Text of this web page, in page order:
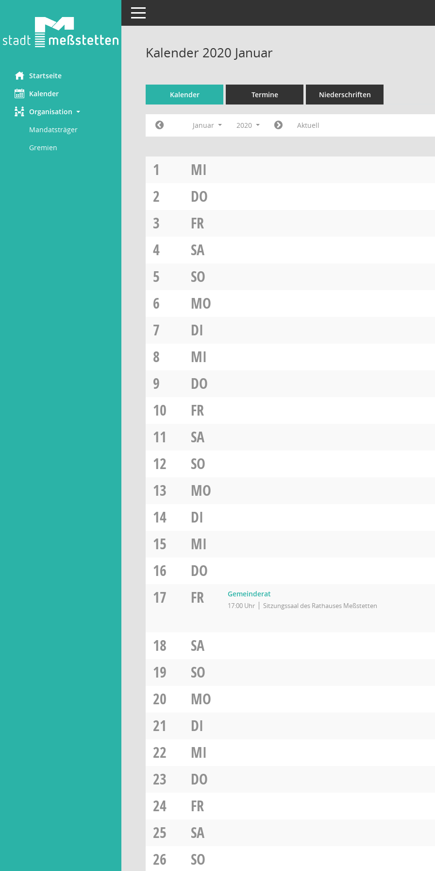
Startseite
Kalender
Organisation
Mandatsträger
Gremien
Toggle navigation
Kalender 2020 Januar
Kalender Termine Niederschriften
Januar 2020 Aktuell
1
MI
2
DO
3
FR
4
SA
5
SO
6
MO
7
DI
8
MI
9
DO
10
FR
11
SA
12
SO
13
MO
14
DI
15
MI
16
DO
17
FR Gemeinderat
17:00 Uhr Sitzungssaal des Rathauses Meßstetten
18
SA
19
SO
20
MO
21
DI
22
MI
23
DO
24
FR
25
SA
26
SO